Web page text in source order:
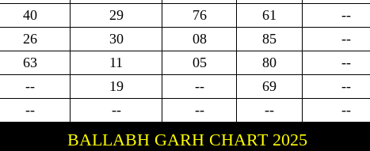
40 29 76 61 --
26 30 08 85 --
63 11 05 80 --
-- 19 -- 69 --
-- -- -- -- --
BALLABH GARH CHART 2025